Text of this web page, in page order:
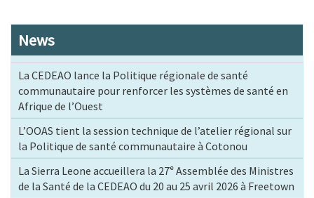
News
La CEDEAO lance la Politique régionale de santé
communautaire pour renforcer les systèmes de santé en
Afrique de l’Ouest
L’OOAS tient la session technique de l’atelier régional sur
la Politique de santé communautaire à Cotonou
La Sierra Leone accueillera la 27ᵉ Assemblée des Ministres
de la Santé de la CEDEAO du 20 au 25 avril 2026 à Freetown